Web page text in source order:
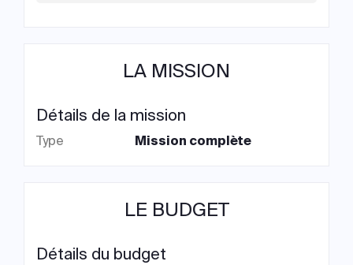
LA MISSION
Détails de la mission
Type Mission complète
LE BUDGET
Détails du budget